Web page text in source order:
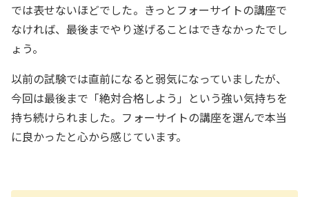
では表せないほどでした。きっとフォーサイトの講座で
なければ、最後までやり遂げることはできなかったでし
ょう。
以前の試験では直前になると弱気になっていましたが、
今回は最後まで「絶対合格しよう」という強い気持ちを
持ち続けられました。フォーサイトの講座を選んで本当
に良かったと心から感じています。